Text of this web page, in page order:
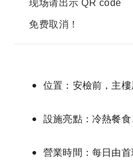
现场请出示 QR code
免费取消！
位置：安檢前，主樓
設施亮點：冷熱餐
營業時間：每日由